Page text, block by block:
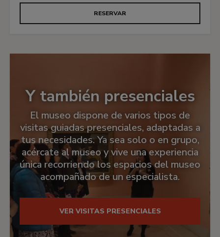
Recorre la evolución de la arquitectura y su
RESERVAR
Y también presenciales
El museo dispone de varios tipos de
visitas guiadas presenciales, adaptadas a
tus necesidades. Ya sea solo o en grupo,
acércate al museo y vive una experiencia
única recorriendo los espacios del museo
acompañado de un especialista.
VER VISITAS PRESENCIALES